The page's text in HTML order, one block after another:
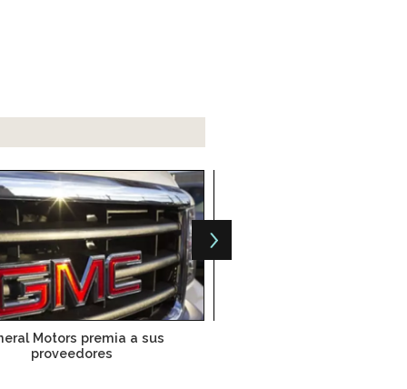
Motors premia a sus
proveedores